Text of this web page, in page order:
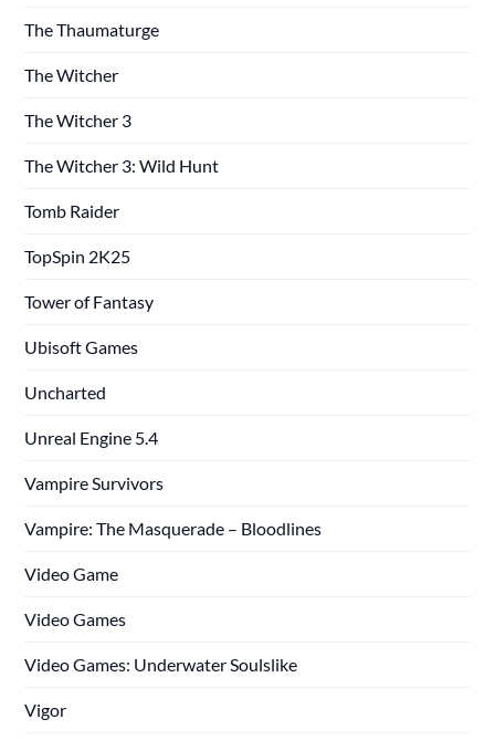
The Thaumaturge
The Witcher
The Witcher 3
The Witcher 3: Wild Hunt
Tomb Raider
TopSpin 2K25
Tower of Fantasy
Ubisoft Games
Uncharted
Unreal Engine 5.4
Vampire Survivors
Vampire: The Masquerade – Bloodlines
Video Game
Video Games
Video Games: Underwater Soulslike
Vigor